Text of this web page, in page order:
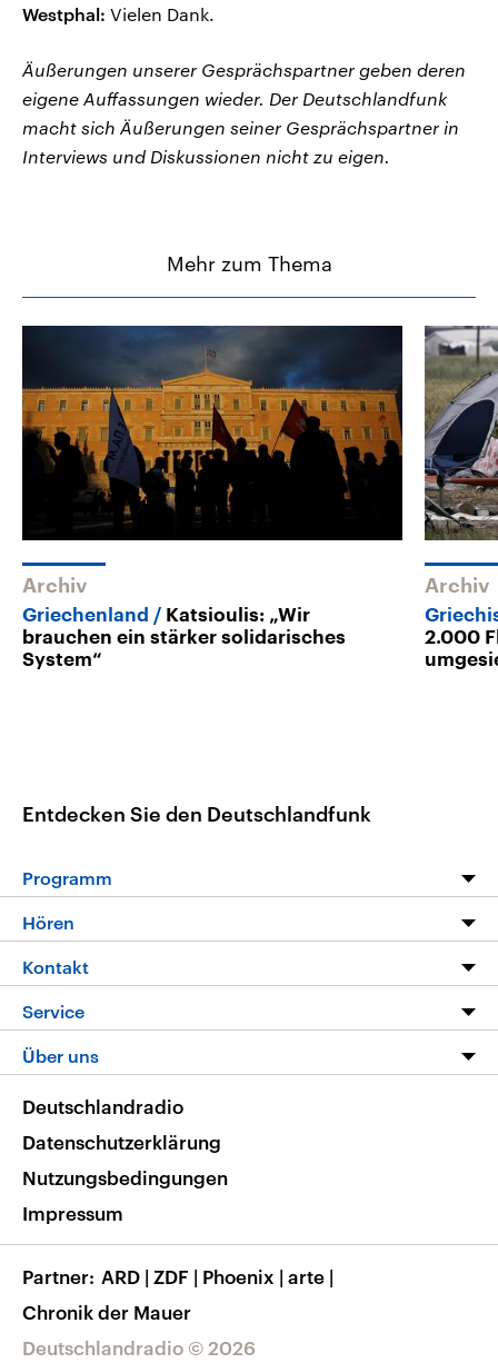
Westphal: Vielen Dank.
Äußerungen unserer Gesprächspartner geben deren
eigene Auffassungen wieder. Der Deutschlandfunk
macht sich Äußerungen seiner Gesprächspartner in
Interviews und Diskussionen nicht zu eigen.
Mehr zum Thema
Archiv
Griechenland
Katsioulis: „Wir
brauchen ein stärker solidarisches
System“
Archiv
2.000
Entdecken Sie den Deutschlandfunk
Programm
Programm
Die Nachrichten
Nachrichtenleicht
Neue Beiträge auf dlf.de
Hören
Livestream
Podcasts
Deutschlandfunk App
Nachrichten App
Frequenzen
Kontakt
Hörerservice
Service
FAQ
Veranstaltungen
Musikliste
RSS
Über uns
Barrierefreiheit
Deutschlandradio © 2026
Deutschlandradio
Datenschutzerklärung
Nutzungsbedingungen
Impressum
Partner ARD | ZDF | Phoenix | arte |
Chronik der Mauer